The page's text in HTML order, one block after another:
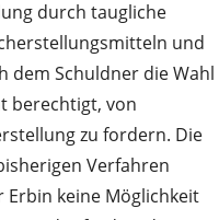
durch taugliche
und
dem Schuldner die Wahl
berechtigt, von
zu fordern. Die
Verfahren
keine Möglichkeit